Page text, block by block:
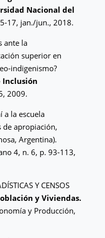
Nacional del
17, jan./jun., 2018.
ante la
superior en
indigenismo?
Inclusión
2009.
a la escuela
apropiación,
Argentina).
4, n. 6, p. 93-113,
Y CENSOS
y Viviendas.
y Producción,